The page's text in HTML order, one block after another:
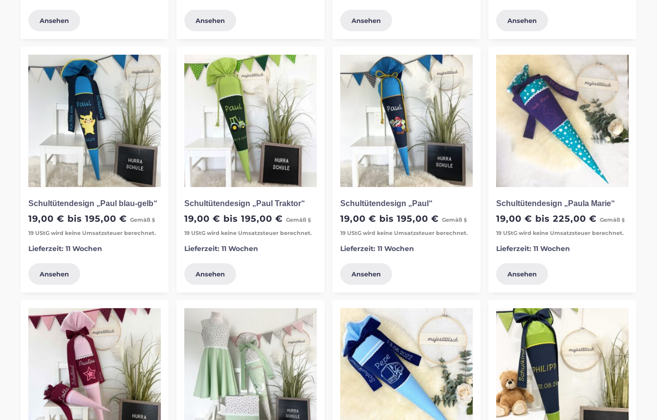
Ansehen Ansehen Ansehen Ansehen
Schultütendesign „Paul blau-gelb“
19,00 € bis 195,00 € Gemäß §
19 UStG wird keine Umsatzsteuer berechnet.
Lieferzeit: 11 Wochen
Ansehen
Schultütendesign „Paul Traktor“
19,00 € bis 195,00 € Gemäß §
19 UStG wird keine Umsatzsteuer berechnet.
Lieferzeit: 11 Wochen
Ansehen
Schultütendesign „Paul“
19,00 € bis 195,00 € Gemäß §
19 UStG wird keine Umsatzsteuer berechnet.
Lieferzeit: 11 Wochen
Ansehen
Schultütendesign „Paula Marie“
19,00 € bis 225,00 € Gemäß §
19 UStG wird keine Umsatzsteuer berechnet.
Lieferzeit: 11 Wochen
Ansehen